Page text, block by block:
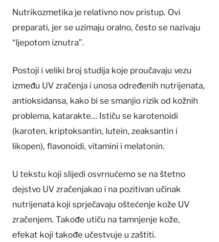
Nutrikozmetika je relativno nov pristup. Ovi
preparati, jer se uzimaju oralno, često se nazivaju
“ljepotom iznutra”.
Postoji i veliki broj studija koje proučavaju vezu
između UV zračenja i unosa određenih nutrijenata,
antioksidansa, kako bi se smanjio rizik od kožnih
problema, katarakte… Ističu se karotenoidi
(karoten, kriptoksantin, lutein, zeaksantin i
likopen), flavonoidi, vitamini i melatonin.
U tekstu koji slijedi osvrnućemo se na štetno
dejstvo UV zračenjakao i na pozitivan učinak
nutrijenata koji sprječavaju oštećenje kože UV
zračenjem. Takođe utiču na tamnjenje kože,
efekat koji takođe učestvuje u zaštiti.